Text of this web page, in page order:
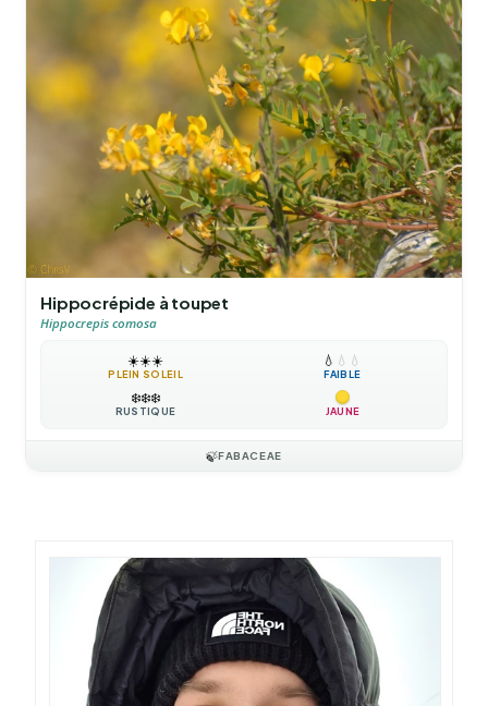
Hippocrépide à toupet
Hippocrepis comosa
☀️☀️☀️
PLEIN SOLEIL
💧 💧 💧
FAIBLE
❄️❄️❄️
RUSTIQUE JAUNE
🍃FABACEAE